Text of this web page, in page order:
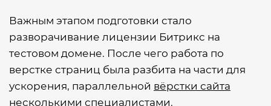
Важным этапом подготовки стало
разворачивание лицензии Битрикс на
тестовом домене. После чего работа по
верстке страниц была разбита на части для
ускорения, параллельной вёрстки сайта
несколькими специалистами.